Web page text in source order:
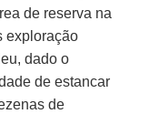
de reserva na
exploração
dado o
de estancar
de